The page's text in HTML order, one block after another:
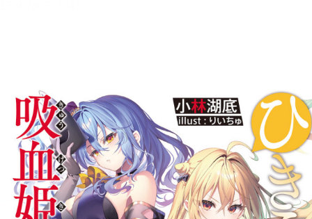
【立ち読み版】
小林湖底
目次
目次を表示します。
この作品について